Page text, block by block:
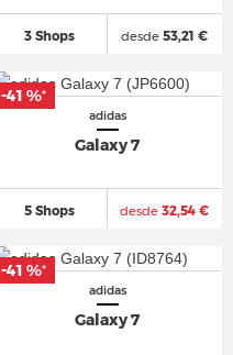
3 Shops desde 53,21 €
adidas
Galaxy 7
5 Shops desde 32,54 €
-41 %*
adidas
Galaxy 7
-41 %*